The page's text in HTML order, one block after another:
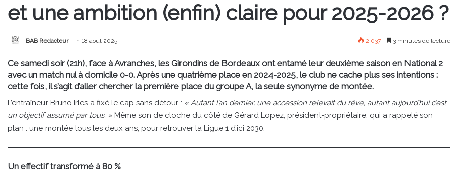
et une ambition (enfin) claire pour 2025-2026 ?
BAB Redacteur 18 août 2025 2 037 3 minutes de lecture
Ce samedi soir (21h), face à Avranches, les Girondins de Bordeaux ont entamé leur deuxième saison en National 2
avec un match nul à domicile 0-0. Après une quatrième place en 2024-2025, le club ne cache plus ses intentions :
cette fois, il s’agit d’aller chercher la première place du groupe A, la seule synonyme de montée.
L’entraîneur Bruno Irles a fixé le cap sans détour : « Autant l’an dernier, une accession relevait du rêve, autant aujourd’hui c’est
un objectif assumé par tous. » Même son de cloche du côté de Gérard Lopez, président-propriétaire, qui a rappelé son
plan : une montée tous les deux ans, pour retrouver la Ligue 1 d’ici 2030.
Un effectif transformé à 80 %